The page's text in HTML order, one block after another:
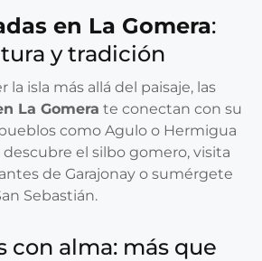
en La Gomera:
y tradición
la isla más allá del paisaje, las
La Gomera te conectan con su
como Agulo o Hermigua
descubre el silbo gomero, visita
de Garajonay o sumérgete
Sebastián.
con alma: más que